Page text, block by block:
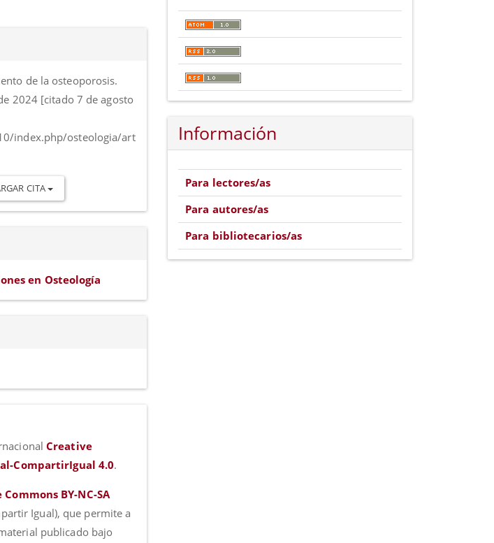
de la osteoporosis.
2024 [citado 7 de agosto
index.php/osteologia/art
CITA
en Osteología
Creative
CompartirIgual 4.0.
BY-NC-SA
Igual), que permite a
publicado bajo
Información
Para lectores/as
Para autores/as
Para bibliotecarios/as